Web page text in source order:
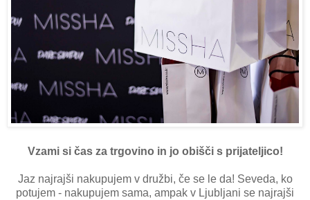
Vzami si čas za trgovino in jo obišči s prijateljico!
Jaz najrajši nakupujem v družbi, če se le da! Seveda, ko
potujem - nakupujem sama, ampak v Ljubljani se najrajši